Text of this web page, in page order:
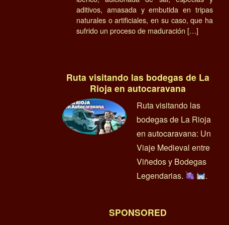
aditivos, amasada y embutida en tripas
naturales o artificiales, en su caso, que ha
sufrido un proceso de maduración […]
Ruta visitando las bodegas de La
Rioja en autocaravana
Ruta visitando las
bodegas de La Rioja
en autocaravana: Un
Viaje Medieval entre
Viñedos y Bodegas
Legendarias.
.
SPONSORED